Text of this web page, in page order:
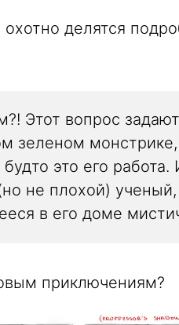
делятся
Этот вопрос
зеленом
это его
не плохой)
в его доме
приключениям?